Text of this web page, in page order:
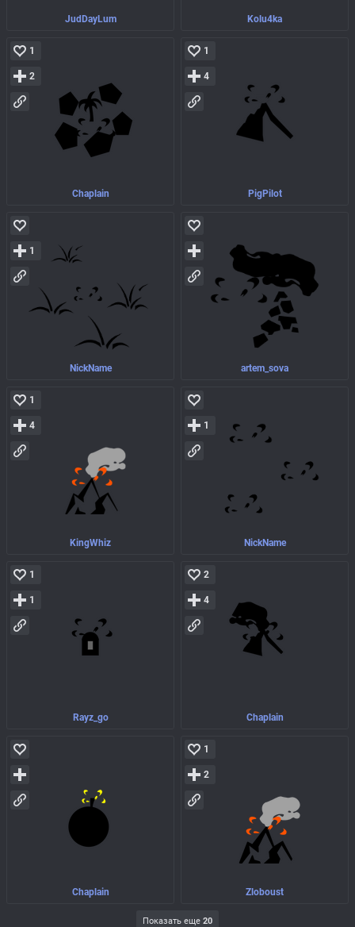
JudDayLum Kolu4ka
Chaplain
1
2
PigPilot
1
4
NickName
1
artem_sova
KingWhiz
1
4
NickName
1
Rayz_go
1
1
Chaplain
2
4
Chaplain Zloboust
1
2
Показать еще 20